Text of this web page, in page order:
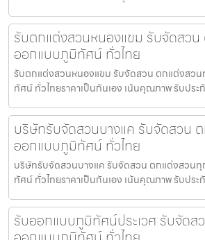
รับตกแต่งสวนหนองแขม รับจัดสวน
ออกแบบภูมิทัศน์ ทั่วไทย
รับตกแต่งสวนหนองแขม รับจัดสวน ตกแต่งสว
ทัศน์ ทั่วไทยราคาเป็นกันเอง เน้นคุณภาพ รับปร
บริษัทรับจัดสวนบางแค รับจัดสวน
ออกแบบภูมิทัศน์ ทั่วไทย
บริษัทรับจัดสวนบางแค รับจัดสวน ตกแต่งสวน
ทัศน์ ทั่วไทยราคาเป็นกันเอง เน้นคุณภาพ รับปร
รับออกแบบภูมิทัศน์ประเวศ รับจัดส